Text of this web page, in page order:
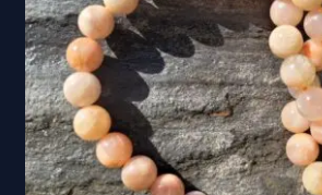
Propriétés des minéraux